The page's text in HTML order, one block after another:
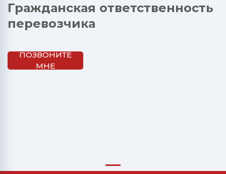
Гражданская ответственность
перевозчика
ПОЗВОНИТЕ
МНЕ